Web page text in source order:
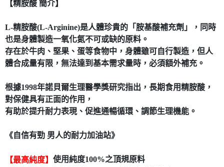
付款後全家取貨
7-11取貨付款
每筆NT$80，滿NT$490(含以上)免運費
每筆NT$80，滿NT$490(含以上)免運費
宅配
每筆NT$80，滿NT$490(含以上)免運費
【精胺酸 簡介】
L-精胺酸(L-Arginine)是人體珍貴的「胺基酸補充劑」，同時
也是身體製造一氧化氮不可或缺的原料。
存在於牛肉、堅果、蛋等食物中，身體雖可自行製造，但人
體合成量有限，無法達到基本需求量時，必須額外補充。
根據1998年諾貝爾生理醫學獎研究指出，長期食用精胺酸，
對保健具有正面的作用，
有助於提升耐力表現、促進通暢循環、調節生理機能。
《自信有勁 男人的耐力加油站》
【最高純度】 使用純度100%之頂規原料